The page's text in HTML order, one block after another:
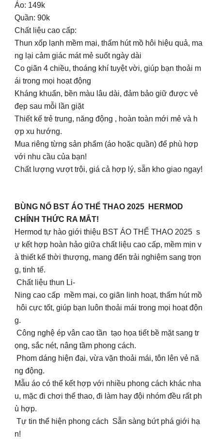
Áo: 149k
Quần: 90k
Chất liệu cao cấp:
Thun xốp lạnh mềm mại, thấm hút mồ hôi hiệu quả, ma
ng lại cảm giác mát mẻ suốt ngày dài
Co giãn 4 chiều, thoáng khí tuyệt vời, giúp bạn thoải m
ái trong mọi hoạt động
Kháng khuẩn, bền màu lâu dài, đảm bảo giữ được vẻ
đẹp sau mỗi lần giặt
Thiết kế trẻ trung, năng động , hoàn toàn mới mẻ và h
ợp xu hướng.
Mua riêng từng sản phẩm (áo hoặc quần) để phù hợp
với nhu cầu của bạn!
Chất lượng vượt trội, giá cả hợp lý, sẵn kho giao ngay!
BÙNG NỔ BST ÁO THỂ THAO 2025 HERMOD
CHÍNH THỨC RA MẮT!
Hermod tự hào giới thiệu BST ÁO THỂ THAO 2025 s
ự kết hợp hoàn hảo giữa chất liệu cao cấp, mềm mịn v
à thiết kế thời thượng, mang đến trải nghiệm sang trọn
g, tinh tế.
Chất liệu thun Li-
Ning cao cấp mềm mại, co giãn linh hoạt, thấm hút mồ
hôi cực tốt, giúp bạn luôn thoải mái trong mọi hoạt độn
g.
Công nghệ ép vân cao tần tạo họa tiết bề mặt sang tr
ọng, sắc nét, nâng tầm phong cách.
Phom dáng hiện đại, vừa vặn thoải mái, tôn lên vẻ nă
ng động.
Mẫu áo có thể kết hợp với nhiều phong cách khác nha
u, mặc đi chơi thể thao, đi làm hay đội nhóm đều rất ph
ù hợp.
Tự tin thể hiện phong cách Sẵn sàng bứt phá giới hạ
n!